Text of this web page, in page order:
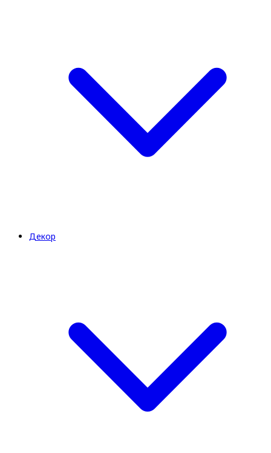
Декор